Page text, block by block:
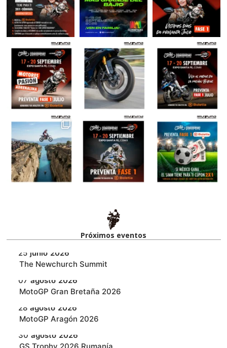
Próximos eventos​
25 junio 2026
‎The Newchurch Summit
07 agosto 2026
MotoGP Gran Bretaña 2026
28 agosto 2026
MotoGP Aragón 2026
30 agosto 2026
GS Trophy 2026 Rumanía